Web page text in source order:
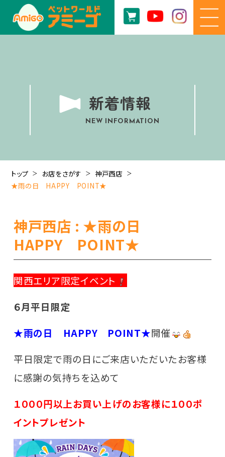
新着情報
NEW INFORMATION
トップ お店をさがす
神戸西店
★雨の日 HAPPY POINT★
神戸西店 : ★雨の日
HAPPY POINT★
関西エリア限定イベント
６月平日限定
★雨の日 HAPPY POINT★開催
平日限定で雨の日にご来店いただいたお客様
に感謝の気持ちを込めて
１０００円以上お買い上げのお客様に１００ポ
イントプレゼント